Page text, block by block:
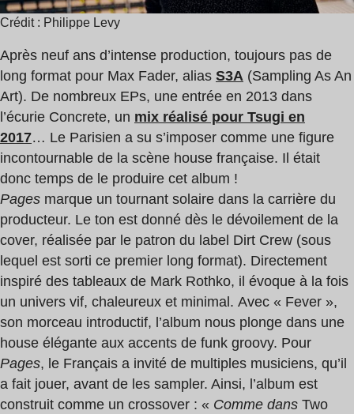
Crédit : Philippe Levy
Après neuf ans d’intense production, toujours pas de
long format pour Max Fader, alias S3A (Sampling As An
Art). De nombreux EPs, une entrée en 2013 dans
l’écurie Concrete, un mix réalisé pour Tsugi en
2017… Le Parisien a su s’imposer comme une figure
incontournable de la scène house française. Il était
donc temps de le produire cet album !
Pages marque un tournant solaire dans la carrière du
producteur. Le ton est donné dès le dévoilement de la
cover, réalisée par le patron du label Dirt Crew (sous
lequel est sorti ce premier long format). Directement
inspiré des tableaux de Mark Rothko, il évoque à la fois
un univers vif, chaleureux et minimal. Avec « Fever »,
son morceau introductif, l’album nous plonge dans une
house élégante aux accents de funk groovy. Pour
Pages, le Français a invité de multiples musiciens, qu’il
a fait jouer, avant de les sampler. Ainsi, l’album est
construit comme un crossover : « Comme dans Two